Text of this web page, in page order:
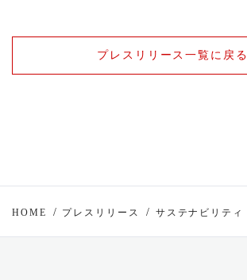
プレスリリース一覧に戻る
HOME プレスリリース サステナビリティ